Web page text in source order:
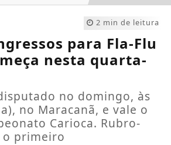
2 min de leitura
para Fla-Flu
nesta quarta-
no domingo, às
no Maracanã, e vale o
Carioca. Rubro-
o primeiro